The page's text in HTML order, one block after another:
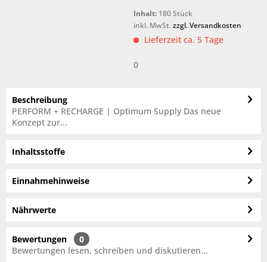
Inhalt: 180 Stück
inkl. MwSt.zzgl. Versandkosten
Lieferzeit ca. 5 Tage
0
Beschreibung
PERFORM + RECHARGE | Optimum Supply Das neue
Konzept zur...
Inhaltsstoffe
Einnahmehinweise
Nährwerte
Bewertungen
0
Bewertungen lesen, schreiben und diskutieren...